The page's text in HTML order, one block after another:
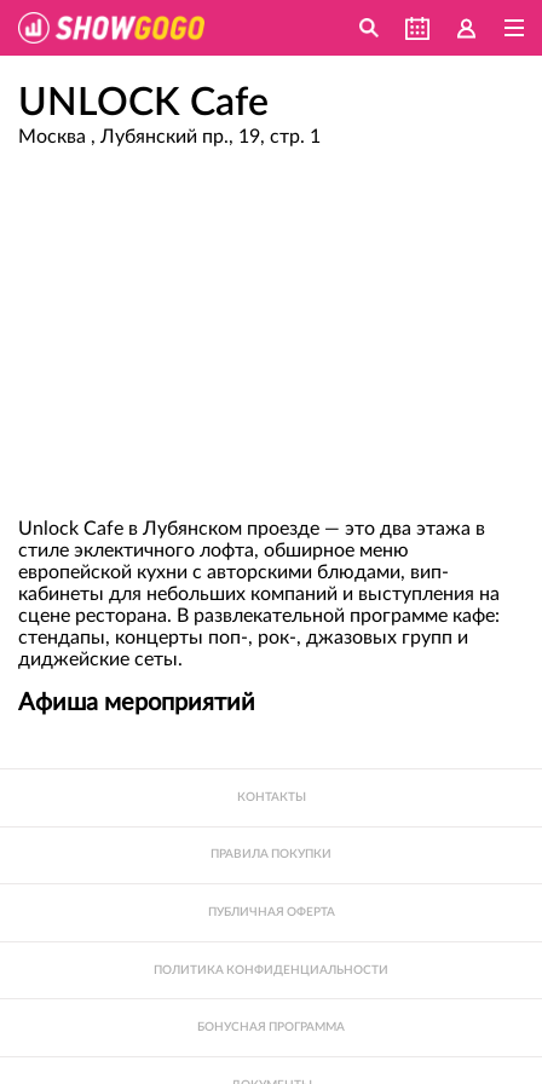
UNLOCK Cafe
Москва , Лубянский пр., 19, стр. 1
Unlock Cafe в Лубянском проезде — это два этажа в
стиле эклектичного лофта, обширное меню
европейской кухни с авторскими блюдами, вип-
кабинеты для небольших компаний и выступления на
сцене ресторана. В развлекательной программе кафе:
стендапы, концерты поп-, рок-, джазовых групп и
диджейские сеты.
Афиша мероприятий
КОНТАКТЫ
ПРАВИЛА ПОКУПКИ
ПУБЛИЧНАЯ ОФЕРТА
ПОЛИТИКА КОНФИДЕНЦИАЛЬНОСТИ
БОНУСНАЯ ПРОГРАММА